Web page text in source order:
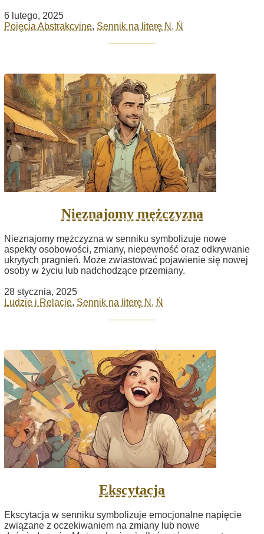
6 lutego, 2025
Pojęcia Abstrakcyjne, Sennik na literę N, Ń
Nieznajomy mężczyzna
Nieznajomy mężczyzna w senniku symbolizuje nowe
aspekty osobowości, zmiany, niepewność oraz odkrywanie
ukrytych pragnień. Może zwiastować pojawienie się nowej
osoby w życiu lub nadchodzące przemiany.
28 stycznia, 2025
Ludzie i Relacje, Sennik na literę N, Ń
Ekscytacja
Ekscytacja w senniku symbolizuje emocjonalne napięcie
związane z oczekiwaniem na zmiany lub nowe